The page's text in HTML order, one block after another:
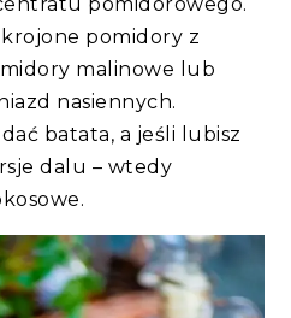
pomidory z
malinowe lub
nasiennych.
batata, a jeśli lubisz
dalu – wtedy